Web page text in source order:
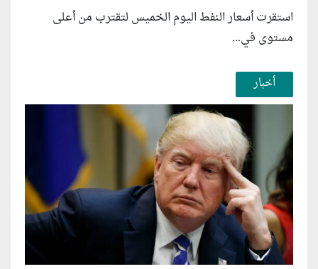
استقرت أسعار النفط اليوم الخميس لتقترب من أعلى
مستوى في...
أخبار